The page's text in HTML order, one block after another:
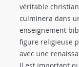
véritable
culminera dans
enseignement
figure religieuse
avec une